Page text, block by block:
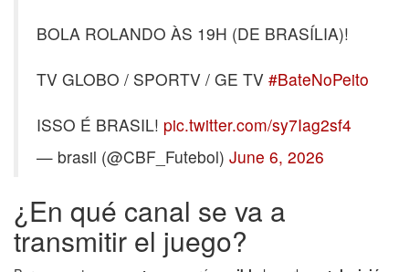
BOLA ROLANDO ÀS 19H (DE BRASÍLIA)!
TV GLOBO / SPORTV / GE TV #BateNoPeito
ISSO É BRASIL! pic.twitter.com/sy7Iag2sf4
— brasil (@CBF_Futebol) June 6, 2026
¿En qué canal se va a
transmitir el juego?